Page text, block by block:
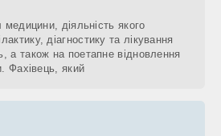
медицини, діяльність якого
діагностику та лікування
а також на поетапне відновлення
Фахівець, який